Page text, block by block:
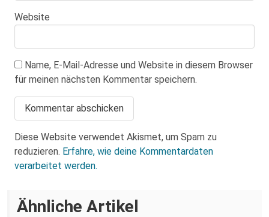
Website
Name, E-Mail-Adresse und Website in diesem Browser
für meinen nächsten Kommentar speichern.
Diese Website verwendet Akismet, um Spam zu
reduzieren. Erfahre, wie deine Kommentardaten
verarbeitet werden.
Ähnliche Artikel
Bundespolizei lässt Neonazis ungestört